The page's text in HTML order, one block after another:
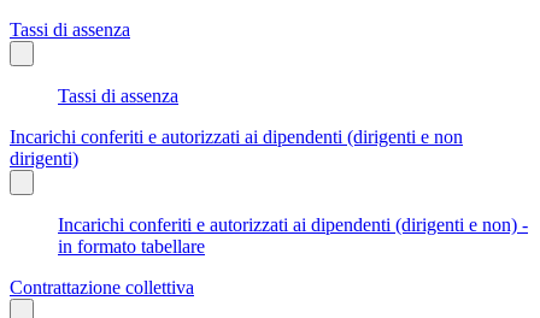
Tassi di assenza
Tassi di assenza
Incarichi conferiti e autorizzati ai dipendenti (dirigenti e non
dirigenti)
Incarichi conferiti e autorizzati ai dipendenti (dirigenti e non) -
in formato tabellare
Contrattazione collettiva